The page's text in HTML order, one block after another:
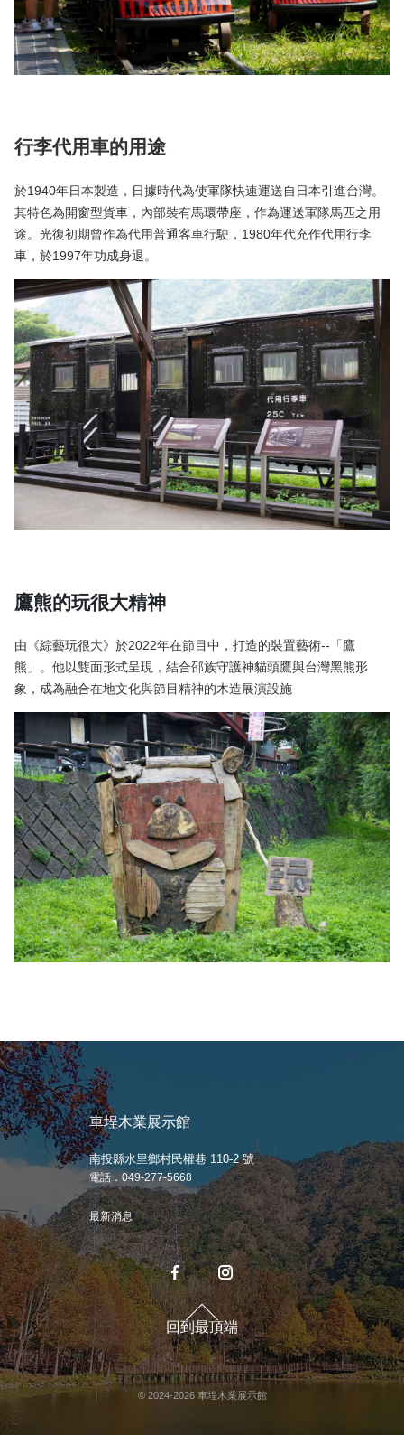
行李代用車的用途
於1940年日本製造，日據時代為使軍隊快速運送自日本引進台灣。
其特色為開窗型貨車，內部裝有馬環帶座，作為運送軍隊馬匹之用
途。光復初期曾作為代用普通客車行駛，1980年代充作代用行李
車，於1997年功成身退。
鷹熊的玩很大精神
由《綜藝玩很大》於2022年在節目中，打造的裝置藝術--「鷹
熊」。他以雙面形式呈現，結合邵族守護神貓頭鷹與台灣黑熊形
象，成為融合在地文化與節目精神的木造展演設施
車埕木業展示館
南投縣水里鄉村民權巷 110-2 號
電話．049-277-5668
最新消息
回到最頂端
© 2024-2026 車埕木業展示館